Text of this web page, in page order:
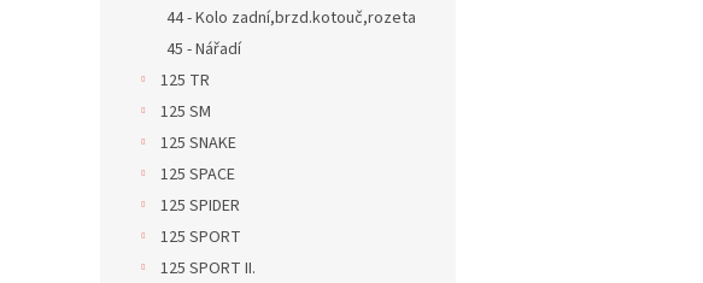
44 - Kolo zadní,brzd.kotouč,rozeta
45 - Nářadí
125 TR
125 SM
125 SNAKE
125 SPACE
125 SPIDER
125 SPORT
125 SPORT II.